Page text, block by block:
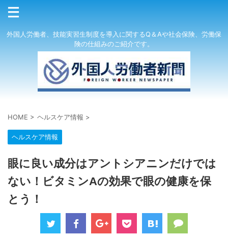
外国人労働者、技能実習生制度を導入に関するQ＆Aや社会保険、労働保
険の仕組みのご紹介です。
HOME > ヘルスケア情報 >
ヘルスケア情報
眼に良い成分はアントシアニンだけでは
ない！ビタミンAの効果で眼の健康を保
とう！